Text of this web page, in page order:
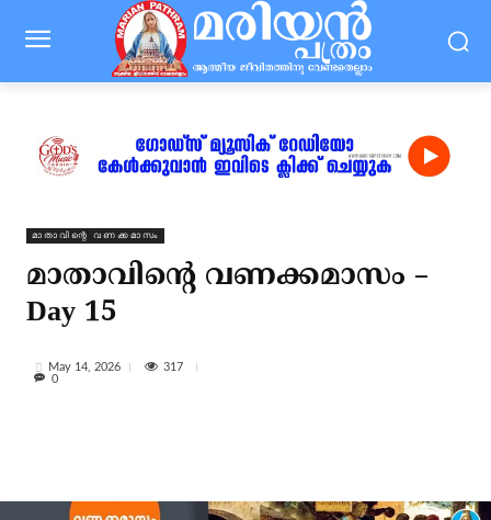
മാതാവിന്റെ വണക്കമാസം
മാതാവിന്റെ വണക്കമാസം –
Day 15
May 14, 2026
317
0